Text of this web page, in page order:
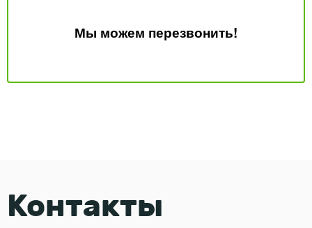
Мы можем перезвонить!
Контакты